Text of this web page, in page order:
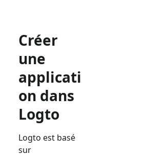
Créer
une
applicati
on dans
Logto
Logto est basé
sur